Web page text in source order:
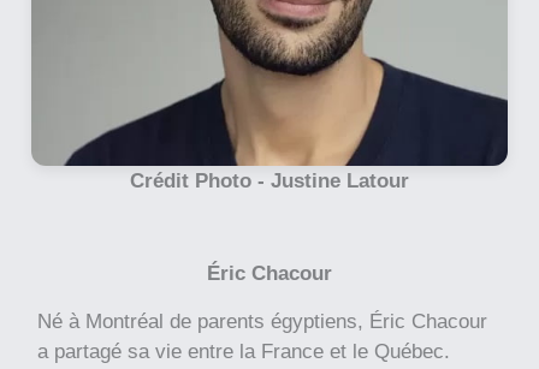
Crédit Photo - Justine Latour
Éric Chacour
Né à Montréal de parents égyptiens, Éric Chacour
a partagé sa vie entre la France et le Québec.